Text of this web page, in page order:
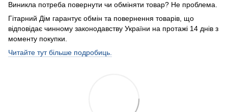
Виникла потреба повернути чи обміняти товар? Не проблема.
Гітарний Дім гарантує обмін та повернення товарів, що
відповідає чинному законодавству України на протажі 14 днів з
моменту покупки.
Читайте тут більше подробиць.